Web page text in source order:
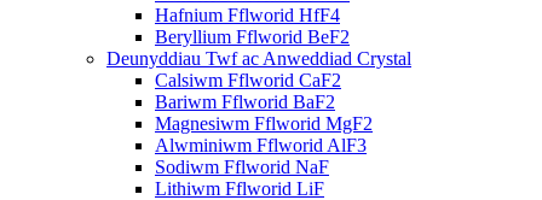
Hafnium Fflworid HfF4
Beryllium Fflworid BeF2
Deunyddiau Twf ac Anweddiad Crystal
Calsiwm Fflworid CaF2
Bariwm Fflworid BaF2
Magnesiwm Fflworid MgF2
Alwminiwm Fflworid AlF3
Sodiwm Fflworid NaF
Lithiwm Fflworid LiF